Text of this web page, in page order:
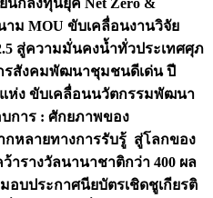
ม MOU ขับเคลื่อนงานวิจัย
สู่ความมั่นคงน้ำทั่วประเทศศุภ
รสังคมพัฒนาชุมชนดีเด่น ปี
แห่ง ขับเคลื่อนนวัตกรรมพัฒนา
บการ : ศักยภาพของ
กหลายทางการรับรู้ สู่โลกของ
ารางวัลนานาชาติกว่า 400 ผล
อบประกาศนียบัตรเชิดชูเกียรติ